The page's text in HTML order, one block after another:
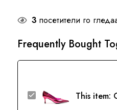
3 посетители го
Frequently Bought
Серпенте
This item: